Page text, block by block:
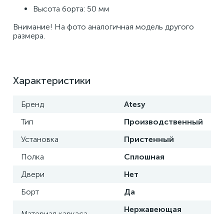
Высота борта: 50 мм
Внимание! На фото аналогичная модель другого
размера.
Характеристики
Бренд
Atesy
Тип
Производственный
Установка
Пристенный
Полка
Сплошная
Двери
Нет
Борт
Да
Нержавеющая